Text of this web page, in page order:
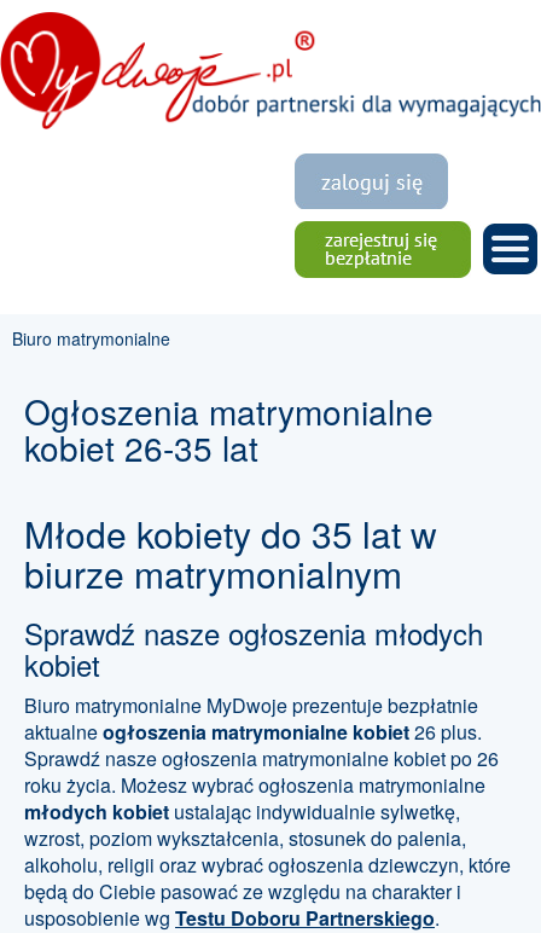
Biuro matrymonialne
Ogłoszenia matrymonialne
kobiet 26-35 lat
Młode kobiety do 35 lat w
biurze matrymonialnym
Sprawdź nasze ogłoszenia młodych
kobiet
Biuro matrymonialne MyDwoje prezentuje bezpłatnie
aktualneogłoszenia matrymonialne kobiet26 plus.
Sprawdź nasze ogłoszenia matrymonialne kobiet po 26
roku życia. Możesz wybrać ogłoszenia matrymonialne
młodych kobiet ustalając indywidualnie sylwetkę,
wzrost, poziom wykształcenia, stosunek do palenia,
alkoholu, religii oraz wybrać ogłoszenia dziewczyn, które
będą do Ciebie pasować ze względu na charakter i
usposobienie wg Testu Doboru Partnerskiego.